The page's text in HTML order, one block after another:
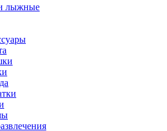
лыжные